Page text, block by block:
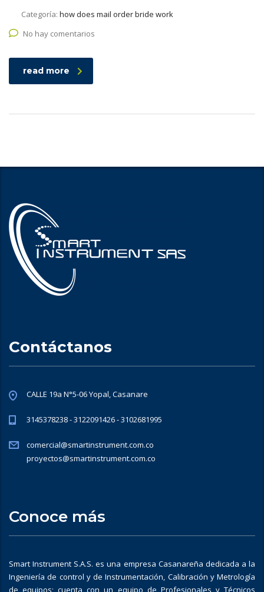
Categoría: how does mail order bride work
No hay comentarios
read more
Contáctanos
CALLE 19a N°5-06 Yopal, Casanare
3145378238 - 3122091426 - 3102681995
comercial@smartinstrument.com.co
proyectos@smartinstrument.com.co
Conoce más
Smart Instrument S.A.S. es una empresa Casanareña dedicada a la
Ingeniería de control y de Instrumentación, Calibración y Metrología
de equipos; cuenta con un equipo de Profesionales y Técnicos